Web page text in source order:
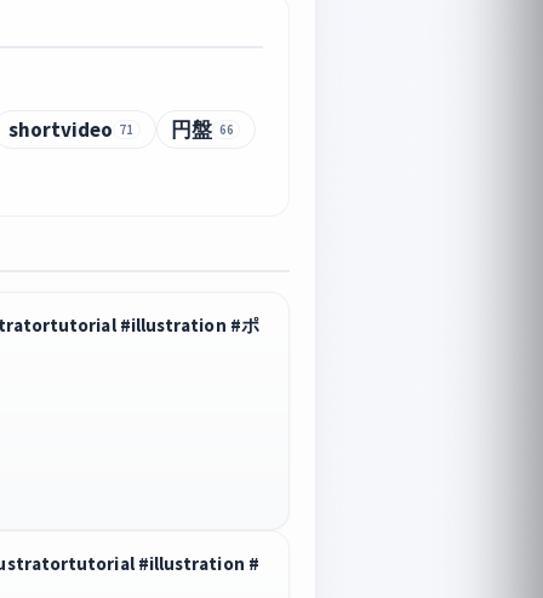
shortvideo 71 円盤 66
#illustration #ポ
#illustration #